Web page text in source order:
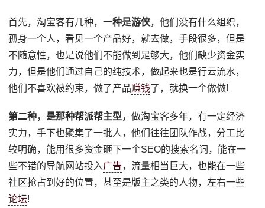
首先，淘宝客有几种，一种是游侠，他们没有什么组织，
孤身一个人，看见一个产品好，就去做，手段很多，但是
不随意性，也是说他们不能做到足够大，他们缺少资金实
力，但是他们通过自己的纯技术，做起来也是行云流水，
他们不喜欢被约束，做了产品赚钱了，就换一个做做!
第二种，是那种帮派帮主型，做淘宝客多年，有一定经济
实力，手下也聚集了一批人，他们往往团队作战，分工比
较明确，能用很多资金砸下一个SEO的搜索名词，能在一
些不错的导航网站投入广告，流量相当巨大，也能在一些
社区抢占到好的位置，甚至是版主之类的人物，左右一些
论坛!